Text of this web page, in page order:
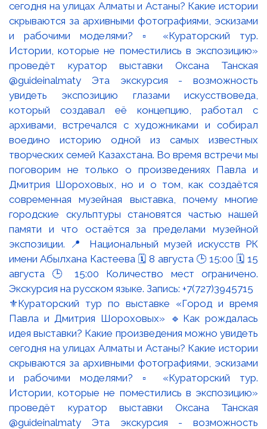
⚜️Кураторский тур по выставке «Город и время
Павла и Дмитрия Шороховых» 🔹Как рождалась
идея выставки? Какие произведения можно увидеть
сегодня на улицах Алматы и Астаны? Какие истории
скрываются за архивными фотографиями, эскизами
и рабочими моделями? ▫️ «Кураторский тур.
Истории, которые не поместились в экспозицию»
проведёт куратор выставки Оксана Танская
@guideinalmaty Эта экскурсия - возможность